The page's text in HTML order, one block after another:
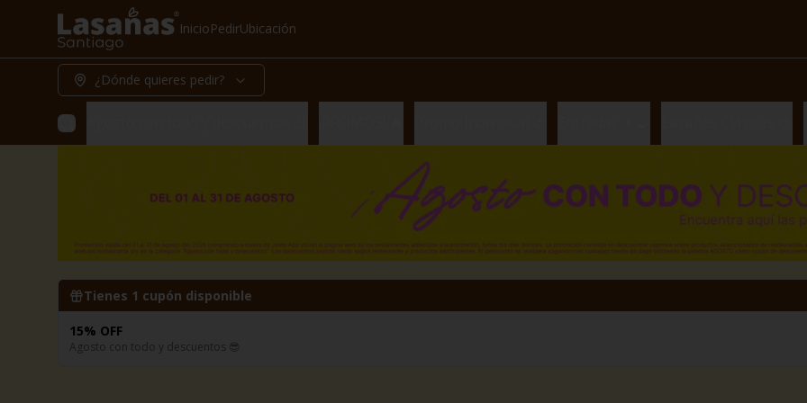
InicioPedirUbicación
¿Dónde quieres pedir?
Tienes 1 cupón disponible
15% OFF
Agosto con todo y descuentos 😎